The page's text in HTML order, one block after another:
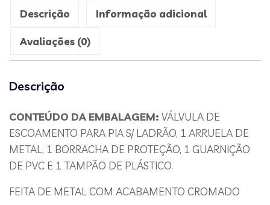
Descrição Informação adicional
Avaliações (0)
Descrição
CONTEÚDO DA EMBALAGEM: VÁLVULA DE
ESCOAMENTO PARA PIA S/ LADRÃO, 1 ARRUELA DE
METAL, 1 BORRACHA DE PROTEÇÃO, 1 GUARNIÇÃO
DE PVC E 1 TAMPÃO DE PLÁSTICO.
FEITA DE METAL COM ACABAMENTO CROMADO